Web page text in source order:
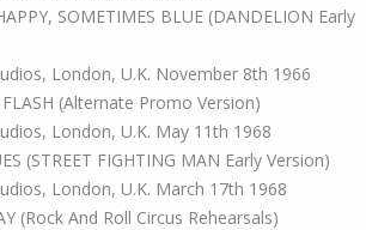
SOMETIMES BLUE (DANDELION Early
London, U.K. November 8th 1966
FLASH (Alternate Promo Version)
London, U.K. May 11th 1968
(STREET FIGHTING MAN Early Version)
London, U.K. March 17th 1968
(Rock And Roll Circus Rehearsals)